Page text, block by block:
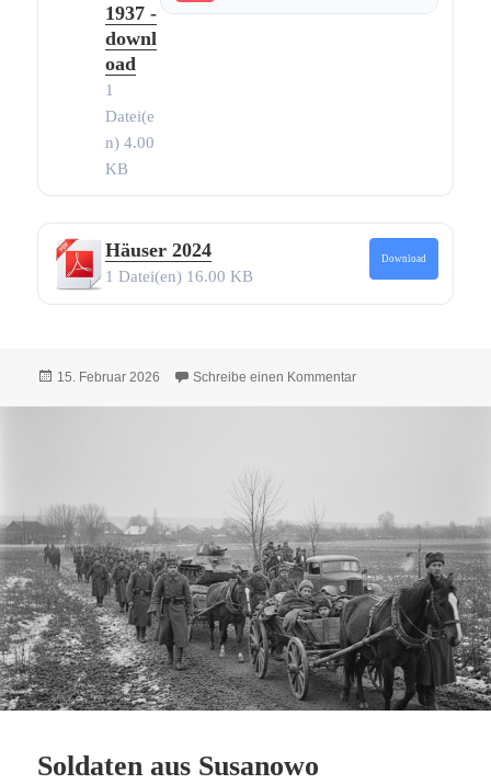
1937 -
downl
oad
1
Datei(e
n) 4.00
KB
Häuser 2024
1 Datei(en) 16.00 KB
Download
Veröffentlicht
15. Februar 2026 Schreibe einen Kommentarzu Alle Texte und
Soldaten aus Susanowo